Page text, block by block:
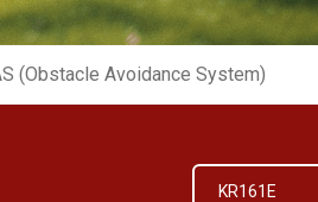
(Obstacle Avoidance System)
KR161E